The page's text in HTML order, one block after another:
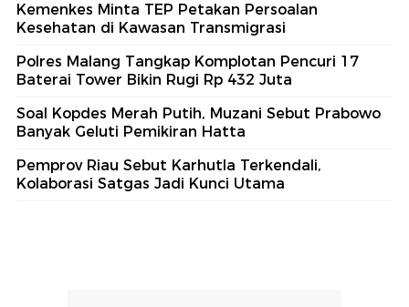
Kemenkes Minta TEP Petakan Persoalan
Kesehatan di Kawasan Transmigrasi
Polres Malang Tangkap Komplotan Pencuri 17
Baterai Tower Bikin Rugi Rp 432 Juta
Soal Kopdes Merah Putih, Muzani Sebut Prabowo
Banyak Geluti Pemikiran Hatta
Pemprov Riau Sebut Karhutla Terkendali,
Kolaborasi Satgas Jadi Kunci Utama